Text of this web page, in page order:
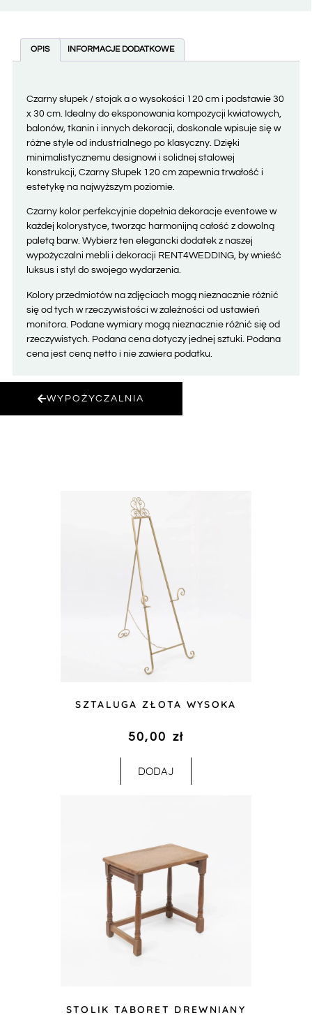
OPIS INFORMACJE DODATKOWE
Czarny słupek / stojak a o wysokości 120 cm i podstawie 30
x 30 cm. Idealny do eksponowania kompozycji kwiatowych,
balonów, tkanin i innych dekoracji, doskonale wpisuje się w
różne style od industrialnego po klasyczny. Dzięki
minimalistycznemu designowi i solidnej stalowej
konstrukcji, Czarny Słupek 120 cm zapewnia trwałość i
estetykę na najwyższym poziomie.
Czarny kolor perfekcyjnie dopełnia dekoracje eventowe w
każdej kolorystyce, tworząc harmonijną całość z dowolną
paletą barw. Wybierz ten elegancki dodatek z naszej
wypożyczalni mebli i dekoracji RENT4WEDDING, by wnieść
luksus i styl do swojego wydarzenia.
Kolory przedmiotów na zdjęciach mogą nieznacznie różnić
się od tych w rzeczywistości w zależności od ustawień
monitora. Podane wymiary mogą nieznacznie różnić się od
rzeczywistych. Podana cena dotyczy jednej sztuki. Podana
cena jest ceną netto i nie zawiera podatku.
WYPOŻYCZALNIA
SZTALUGA ZŁOTA WYSOKA
50,00 zł
DODAJ
STOLIK TABORET DREWNIANY